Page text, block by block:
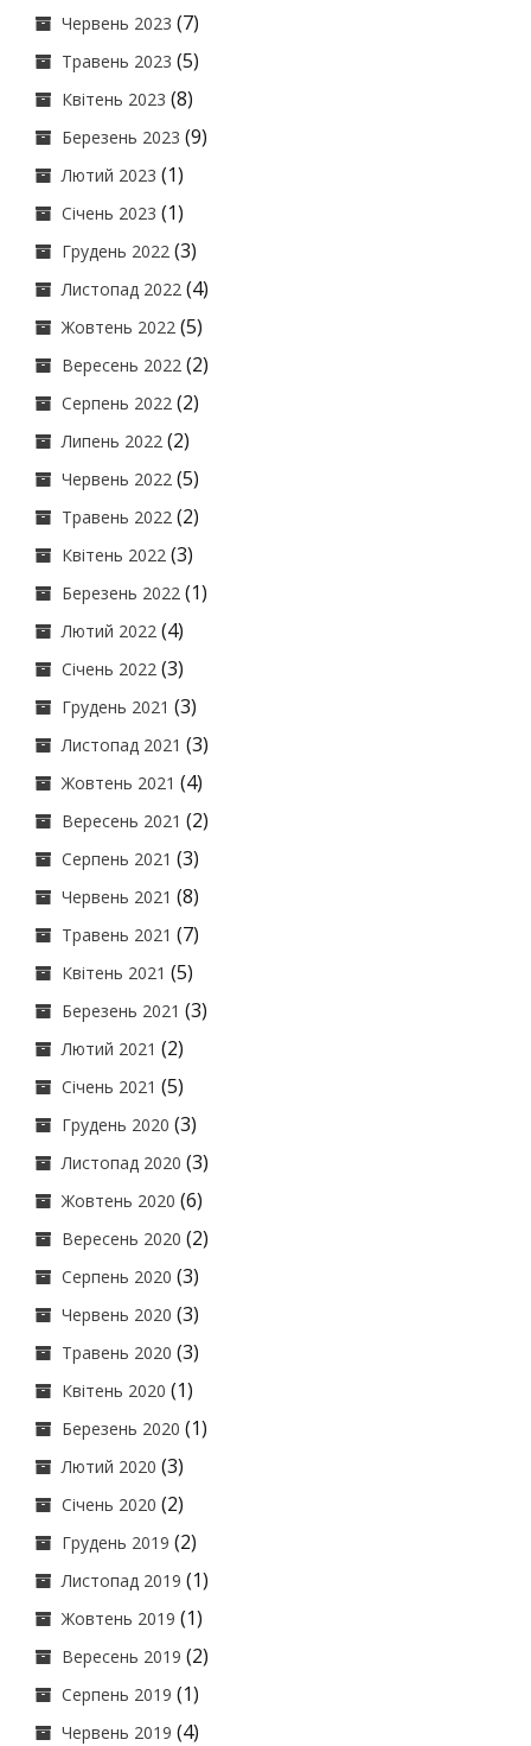
Червень 2023 (7)
Травень 2023 (5)
Квітень 2023 (8)
Березень 2023 (9)
Лютий 2023 (1)
Січень 2023 (1)
Грудень 2022 (3)
Листопад 2022 (4)
Жовтень 2022 (5)
Вересень 2022 (2)
Серпень 2022 (2)
Липень 2022 (2)
Червень 2022 (5)
Травень 2022 (2)
Квітень 2022 (3)
Березень 2022 (1)
Лютий 2022 (4)
Січень 2022 (3)
Грудень 2021 (3)
Листопад 2021 (3)
Жовтень 2021 (4)
Вересень 2021 (2)
Серпень 2021 (3)
Червень 2021 (8)
Травень 2021 (7)
Квітень 2021 (5)
Березень 2021 (3)
Лютий 2021 (2)
Січень 2021 (5)
Грудень 2020 (3)
Листопад 2020 (3)
Жовтень 2020 (6)
Вересень 2020 (2)
Серпень 2020 (3)
Червень 2020 (3)
Травень 2020 (3)
Квітень 2020 (1)
Березень 2020 (1)
Лютий 2020 (3)
Січень 2020 (2)
Грудень 2019 (2)
Листопад 2019 (1)
Жовтень 2019 (1)
Вересень 2019 (2)
Серпень 2019 (1)
Червень 2019 (4)